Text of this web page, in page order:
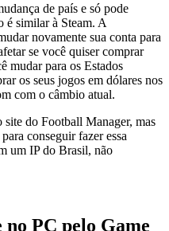
de país e só pode
é similar à Steam. A
novamente sua conta para
se você quiser comprar
mudar para os Estados
os seus jogos em dólares nos
com o câmbio atual.
do Football Manager, mas
conseguir fazer essa
um IP do Brasil, não
PC pelo Game